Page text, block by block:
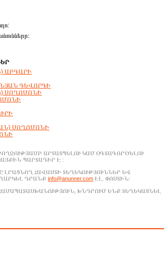
ԱԲԳԱՐԻ
ԳԵՎՈՐԳԻ
ՍՈՂՈՄՈՆԻ
ՍՈՂՈՄՈՆԻ
ԱՐՏԱՏՊԵԼՈՒ ԿԱՄ ՕԳՏԱԳՈՐԾԵԼՈՒ
ՊԱՐՏԱԴԻՐ Է :
ԼՐԱՑՆՈՂ ՀԱՎԱՍՏԻ ՏԵՂԵԿՈՒԹՅՈՒՆՆԵՐ ԵՎ
ԴՐԱՆՔ info@anunner.com ԷԼ. ՓՈՍՏԻՆ:
ԽՆԴՐՈՒՄ ԵՆՔ ՏԵՂԵԿԱՑՆԵԼ